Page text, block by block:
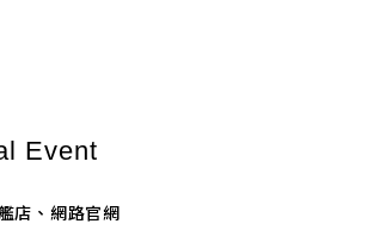
Event
店、網路官網